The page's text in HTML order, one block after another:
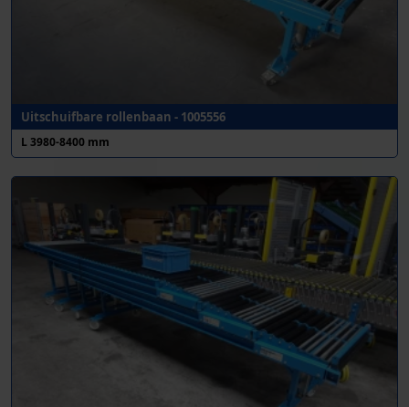
Uitschuifbare rollenbaan - 1005556
L 3980-8400 mm